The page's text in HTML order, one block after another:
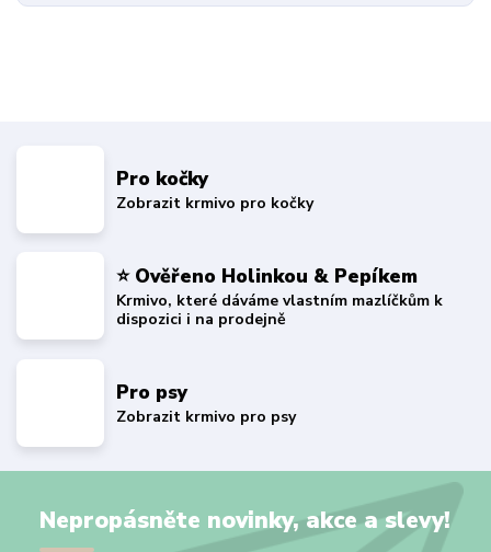
Pro kočky
Zobrazit krmivo pro kočky
⭐ Ověřeno Holinkou & Pepíkem
Krmivo, které dáváme vlastním mazlíčkům k
dispozici i na prodejně
Pro psy
Zobrazit krmivo pro psy
Nepropásněte novinky, akce a slevy!